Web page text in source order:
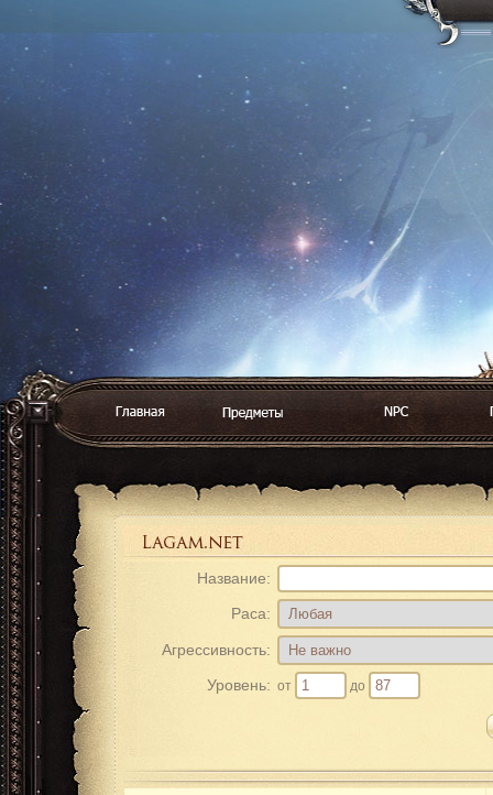
Название:
Раса:
Агрессивность:
Уровень: от до